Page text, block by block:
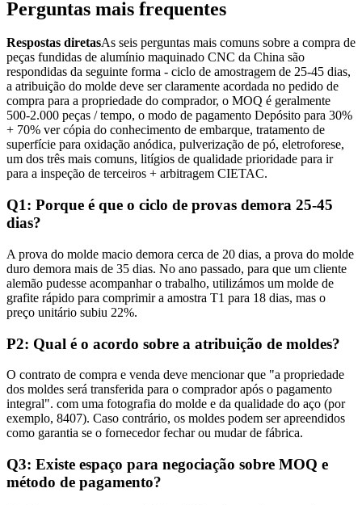
Perguntas mais frequentes
Respostas diretasAs seis perguntas mais comuns sobre a compra de
peças fundidas de alumínio maquinado CNC da China são
respondidas da seguinte forma - ciclo de amostragem de 25-45 dias,
a atribuição do molde deve ser claramente acordada no pedido de
compra para a propriedade do comprador, o MOQ é geralmente
500-2.000 peças / tempo, o modo de pagamento Depósito para 30%
+ 70% ver cópia do conhecimento de embarque, tratamento de
superfície para oxidação anódica, pulverização de pó, eletroforese,
um dos três mais comuns, litígios de qualidade prioridade para ir
para a inspeção de terceiros + arbitragem CIETAC.
Q1: Porque é que o ciclo de provas demora 25-45
dias?
A prova do molde macio demora cerca de 20 dias, a prova do molde
duro demora mais de 35 dias. No ano passado, para que um cliente
alemão pudesse acompanhar o trabalho, utilizámos um molde de
grafite rápido para comprimir a amostra T1 para 18 dias, mas o
preço unitário subiu 22%.
P2: Qual é o acordo sobre a atribuição de moldes?
O contrato de compra e venda deve mencionar que "a propriedade
dos moldes será transferida para o comprador após o pagamento
integral". com uma fotografia do molde e da qualidade do aço (por
exemplo, 8407). Caso contrário, os moldes podem ser apreendidos
como garantia se o fornecedor fechar ou mudar de fábrica.
Q3: Existe espaço para negociação sobre MOQ e
método de pagamento?